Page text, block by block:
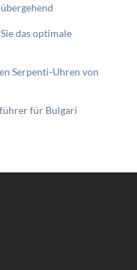
das optimale
Serpenti-Uhren von
für Bulgari